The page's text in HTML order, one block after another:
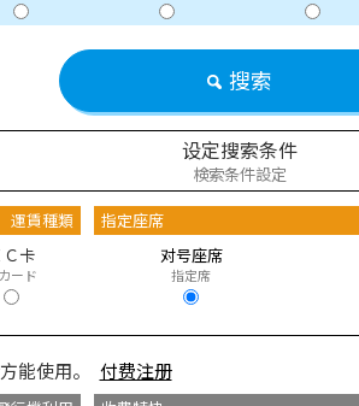
搜索
设定搜索条件
検索条件設定
運賃種類
Ｃ卡
ード
指定座席
对号座席
指定席
能使用。 付费注册